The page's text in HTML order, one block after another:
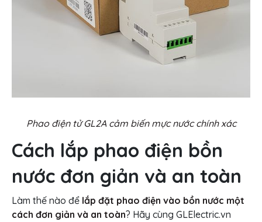
Phao điện tử GL2A cảm biến mực nước chính xác
Cách lắp phao điện bồn
nước đơn giản và an toàn
Làm thế nào để lắp đặt phao điện vào bồn nước một
cách đơn giản và an toàn? Hãy cùng GLElectric.vn